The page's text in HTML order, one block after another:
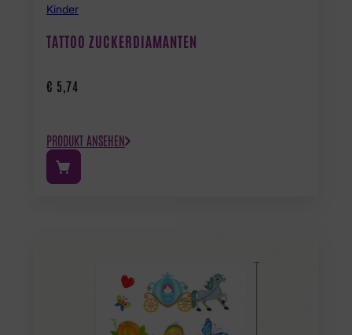
Kinder
TATTOO ZUCKERDIAMANTEN
€ 5,74
PRODUKT ANSEHEN